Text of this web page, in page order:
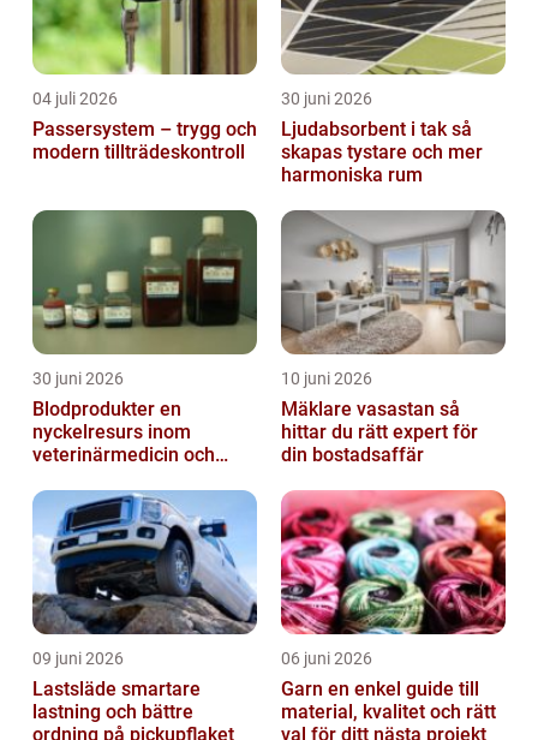
04 juli 2026
Passersystem – trygg och
modern tillträdeskontroll
30 juni 2026
Ljudabsorbent i tak så
skapas tystare och mer
harmoniska rum
30 juni 2026
Blodprodukter en
nyckelresurs inom
veterinärmedicin och
10 juni 2026
Mäklare vasastan så
hittar du rätt expert för
din bostadsaffär
09 juni 2026
Lastsläde smartare
lastning och bättre
ordning på pickupflaket
06 juni 2026
Garn en enkel guide till
material, kvalitet och rätt
val för ditt nästa projekt